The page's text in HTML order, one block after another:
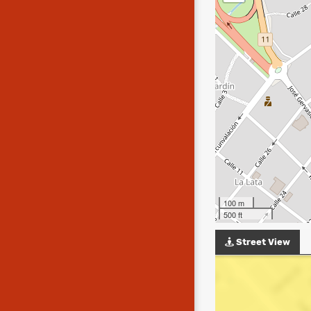
100 m
500 ft
Street View